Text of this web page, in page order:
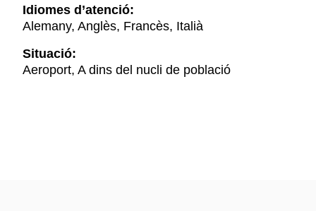
Idiomes d’atenció:
Alemany, Anglès, Francès, Italià
Situació:
Aeroport, A dins del nucli de població